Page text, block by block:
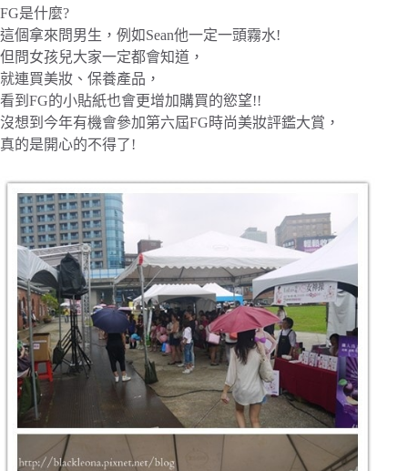
FG是什麼?
這個拿來問男生，例如Sean他一定一頭霧水!
但問女孩兒大家一定都會知道，
就連買美妝、保養產品，
看到FG的小貼紙也會更增加購買的慾望!!
沒想到今年有機會參加第六屆FG時尚美妝評鑑大賞，
真的是開心的不得了!